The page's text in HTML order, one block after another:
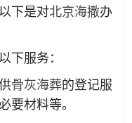
下是对北京海撒办
下服务：
骨灰海葬的登记服
要材料等。